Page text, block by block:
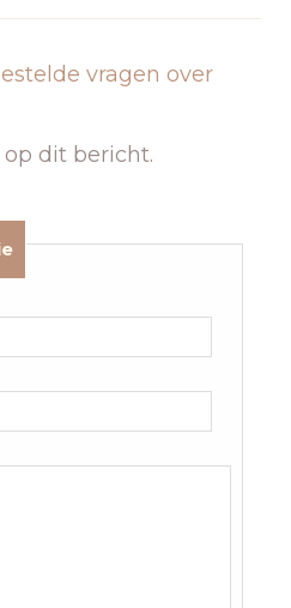
vragen over
dit bericht.